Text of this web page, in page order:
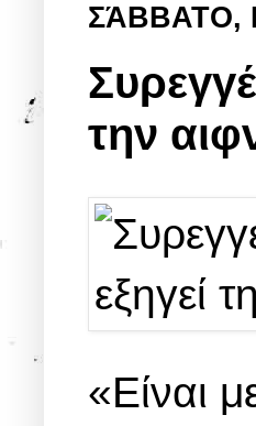
ΣΆΒΒΑΤΟ,
την
«Είναι